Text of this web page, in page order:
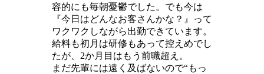
容的にも毎朝憂鬱でした。でも今は
『今日はどんなお客さんかな？』って
ワクワクしながら出勤できています。
給料も初月は研修もあって控えめでし
たが、2か月目はもう前職超え。
まだ先輩には遠く及ばないので“もっ